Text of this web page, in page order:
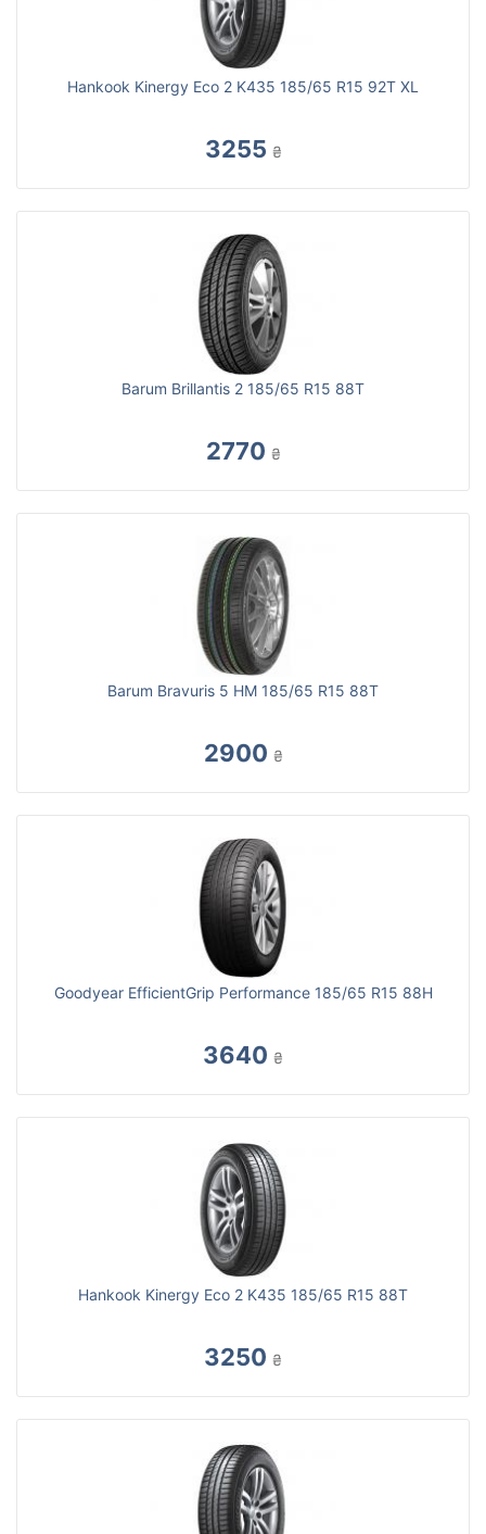
Hankook Kinergy Eco 2 K435 185/65 R15 92T XL
3255 ₴
Barum Brillantis 2 185/65 R15 88T
2770 ₴
Barum Bravuris 5 HM 185/65 R15 88T
2900 ₴
Goodyear EfficientGrip Performance 185/65 R15 88H
3640 ₴
Hankook Kinergy Eco 2 K435 185/65 R15 88T
3250 ₴